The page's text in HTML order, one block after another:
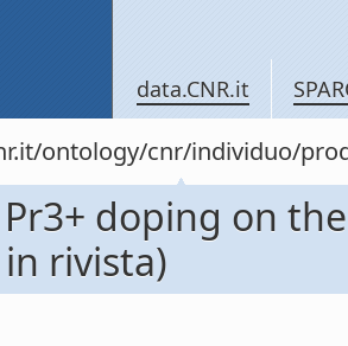
data.CNR.it
ontology/cnr/individuo/
doping on
rivista)